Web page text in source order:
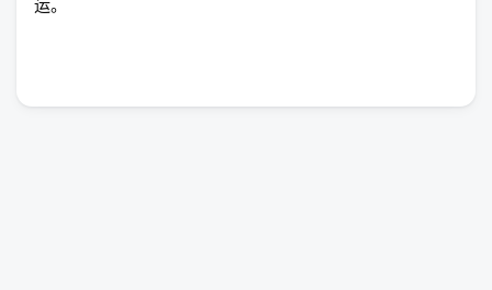
运。